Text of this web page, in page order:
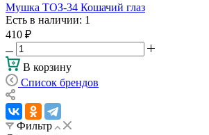
Мушка ТОЗ-34 Кошачий глаз
Есть в наличии: 1
410 ₽
В корзину
Список брендов
Фильтр